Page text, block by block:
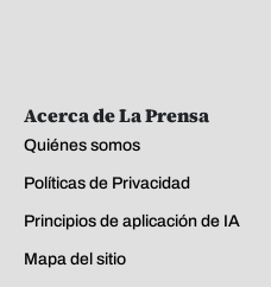
Acerca de La Prensa
Quiénes somos
Políticas de Privacidad
Principios de aplicación de IA
Mapa del sitio